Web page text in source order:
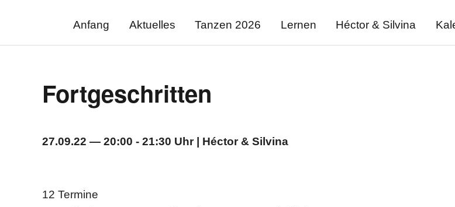
Anfang Aktuelles Tanzen 2026 Lernen Héctor & Silvina
Fortgeschritten
27.09.22 — 20:00 - 21:30 Uhr | Héctor & Silvina
12 Termine